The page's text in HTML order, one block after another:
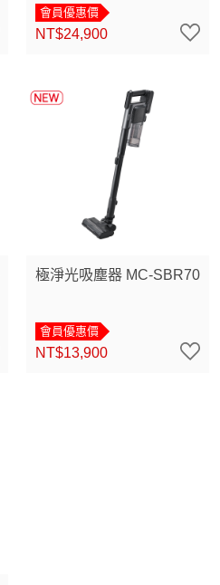
會員優惠價
NT$24,900
極淨光吸塵器 MC-SBR70
會員優惠價
NT$13,900